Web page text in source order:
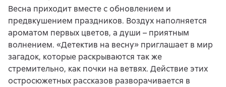
Весна приходит вместе с обновлением и
предвкушением праздников. Воздух наполняется
ароматом первых цветов, а души – приятным
волнением. «Детектив на весну» приглашает в мир
загадок, которые раскрываются так же
стремительно, как почки на ветвях. Действие этих
остросюжетных рассказов разворачивается в